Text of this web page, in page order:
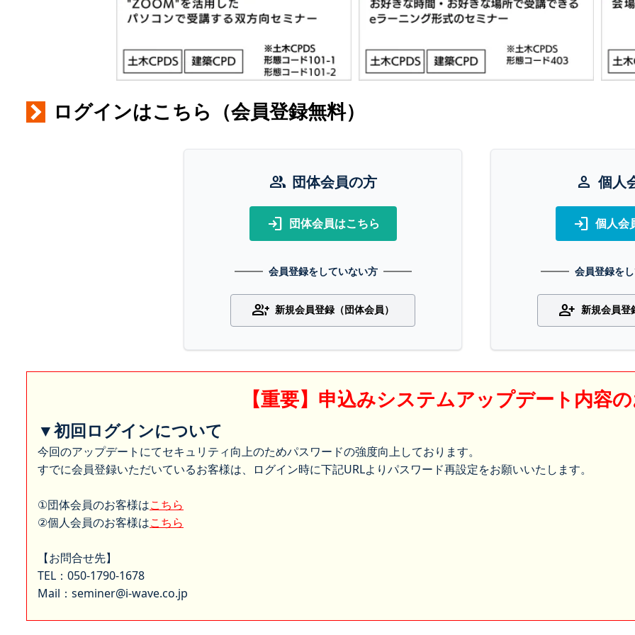
ログインはこちら（会員登録無料）
group 団体会員の方
login 団体会員はこちら
会員登録をしていない方
group_add 新規会員登録（団体会員）
person 個人
login 個人会
会員登録を
person_add 新規会員登
【重要】申込みシステムアップデート内容
▼初回ログインについて
今回のアップデートにてセキュリティ向上のためパスワードの強度向上しております。
すでに会員登録いただいているお客様は、ログイン時に下記URLよりパスワード再設定をお願いいたします。
①団体会員のお客様はこちら
②個人会員のお客様はこちら
【お問合せ先】
TEL：050-1790-1678
Mail：seminer@i-wave.co.jp